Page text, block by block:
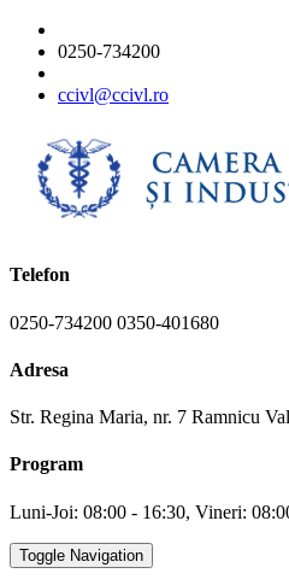
0250-734200
ccivl@ccivl.ro
Telefon
0250-734200 0350-401680
Adresa
Str. Regina Maria, nr. 7 Ramnicu
Program
Luni-Joi: 08:00 - 16:30, Vineri:
Toggle Navigation